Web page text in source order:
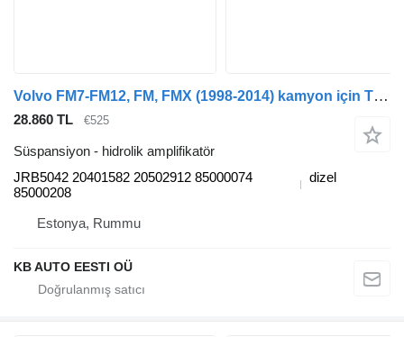
Volvo FM7-FM12, FM, FMX (1998-2014) kamyon için TRW FM (01.05-) JRB5042 hidrolik amplifikatör
28.860 TL €525
Süspansiyon - hidrolik amplifikatör
JRB5042 20401582 20502912 85000074
85000208
dizel
Estonya, Rummu
KB AUTO EESTI OÜ